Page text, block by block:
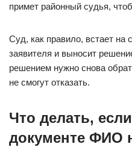
примет районный судья,
Суд, как правило, встает на
заявителя и выносит
решением нужно снова
не смогут отказать.
Что делать,
документе ФИО